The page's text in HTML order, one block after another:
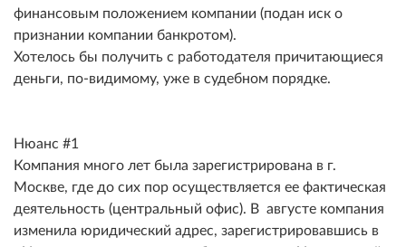
финансовым положением компании (подан иск о
признании компании банкротом).
Хотелось бы получить с работодателя причитающиеся
деньги, по-видимому, уже в судебном порядке.
Нюанс #1
Компания много лет была зарегистрирована в г.
Москве, где до сих пор осуществляется ее фактическая
деятельность (центральный офис). В августе компания
изменила юридический адрес, зарегистрировавшись в